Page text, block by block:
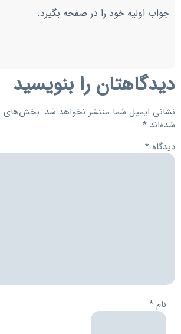
جواب اولیه خود را در صفحه بگیرد.
دیدگاهتان را بنویسید
نشانی ایمیل شما منتشر نخواهد شد. بخش‌های
شده‌اند *
دیدگاه *
نام *